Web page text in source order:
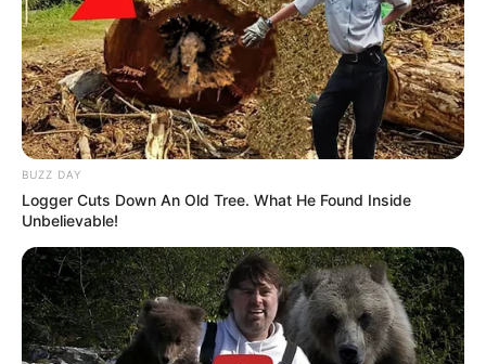
BUZZ DAY
Logger Cuts Down An Old Tree. What He Found Inside
Unbelievable!